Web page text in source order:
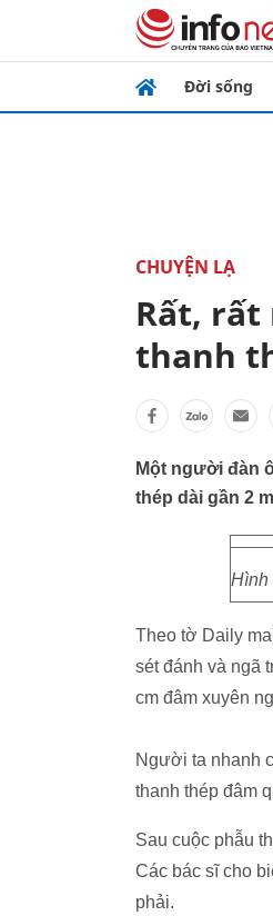
Đời sống
CHUYỆN LẠ
Rất, rất
thanh
Một người đàn
thép dài gần 2
Hình
Theo tờ Daily
sét đánh và ngã
cm đâm xuyên
Người ta nhanh
thanh thép đâm
Sau cuộc phẫu
Các bác sĩ cho
phải.